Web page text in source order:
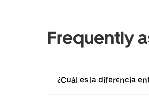
Frequently
¿Cuál es la diferencia